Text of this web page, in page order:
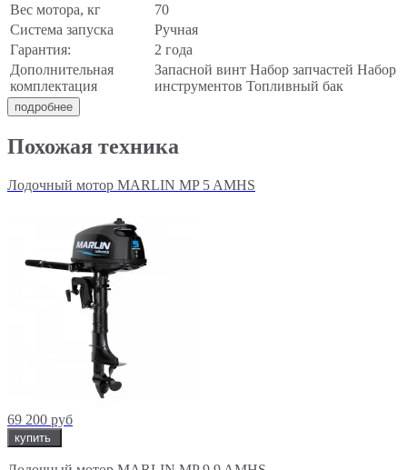
Вес мотора, кг
70
Система запуска
Ручная
Гарантия:
2 года
Дополнительная
комплектация
Запасной винт Набор запчастей Набор
инструментов Топливный бак
подробнее
Похожая техника
Лодочный мотор MARLIN MP 5 AMHS
69 200 руб
купить